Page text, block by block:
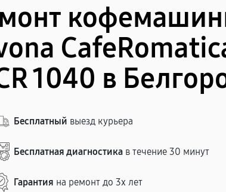
1040 в
Бесплатный выезд курьера
Бесплатная диагностика в течение 30 минут
Гарантия на ремонт до 3х лет